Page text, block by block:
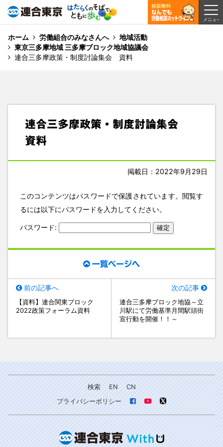
ホーム 労働組合のみなさんへ
地域活動
東京三多摩地域 三多摩ブロック地域協議会
連合三多摩政策・制度討論集会 資料
連合三多摩政策・制度討論集会
資料
掲載日：2022年9月29日
このコンテンツはパスワードで保護されています。閲覧す
るには以下にパスワードを入力してください。
パスワード:
一覧ページへ
前の記事へ
【資料】連合関東ブロック
2022政策フォーラム資料
次の記事
連合三多摩ブロック地協～立
川駅にて労働基準月間駅頭街
宣行動を開催！！～
検索 EN
CN
プライバシーポリシー